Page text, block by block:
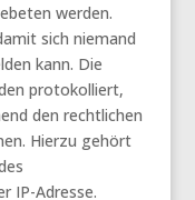
werden.
sich niemand
kann. Die
protokolliert,
den rechtlichen
Hierzu gehört
IP-Adresse.